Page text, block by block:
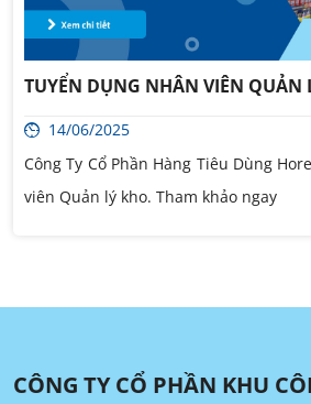
TUYỂN DỤNG NHÂN VIÊN QUẢN
14/06/2025
Công Ty Cổ Phần Hàng Tiêu Dùng
viên Quản lý kho. Tham khảo ngay
CÔNG TY CỔ PHẦN KHU